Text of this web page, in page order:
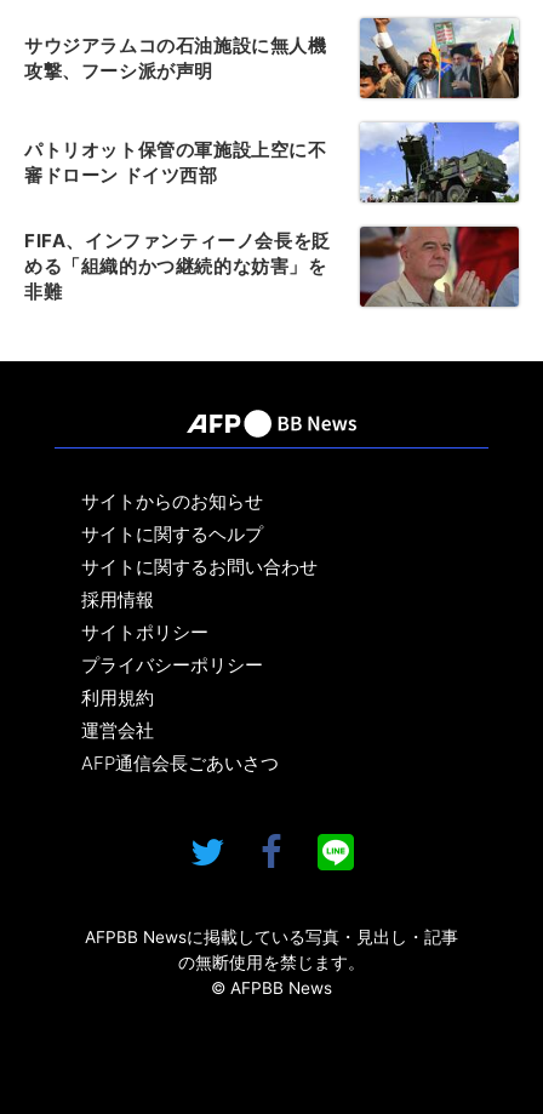
サウジアラムコの石油施設に無人機
攻撃、フーシ派が声明
パトリオット保管の軍施設上空に不
審ドローン ドイツ西部
FIFA、インファンティーノ会長を貶
める「組織的かつ継続的な妨害」を
非難
サイトからのお知らせ
サイトに関するヘルプ
サイトに関するお問い合わせ
採用情報
サイトポリシー
プライバシーポリシー
利用規約
運営会社
AFP通信会長ごあいさつ
AFPBB Newsに掲載している写真・見出し・記事
の無断使用を禁じます。
© AFPBB News